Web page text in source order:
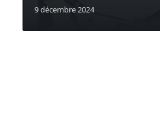
9 décembre 2024